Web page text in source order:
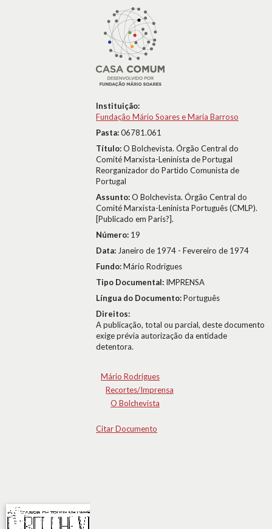
Instituição:
Fundação Mário Soares e Maria Barroso
Pasta:06781.061
Título:O Bolchevista. Órgão Central do
Comité Marxista-Leninista de Portugal
Reorganizador do Partido Comunista de
Portugal
Assunto:O Bolchevista. Órgão Central do
Comité Marxista-Leninista Português (CMLP).
[Publicado em Paris?].
Número: 19
Data: Janeiro de 1974 - Fevereiro de 1974
Fundo:Mário Rodrigues
Tipo Documental: IMPRENSA
Língua do Documento:Português
Direitos:
A publicação, total ou parcial, deste documento
exige prévia autorização da entidade
detentora.
Mário Rodrigues
Recortes/Imprensa
O Bolchevista
Citar Documento